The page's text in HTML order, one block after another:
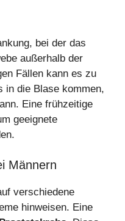
bei der das
außerhalb der
Fällen kann es zu
in die Blase kommen,
Eine frühzeitige
geeignete
Männern
verschiedene
hinweisen. Eine